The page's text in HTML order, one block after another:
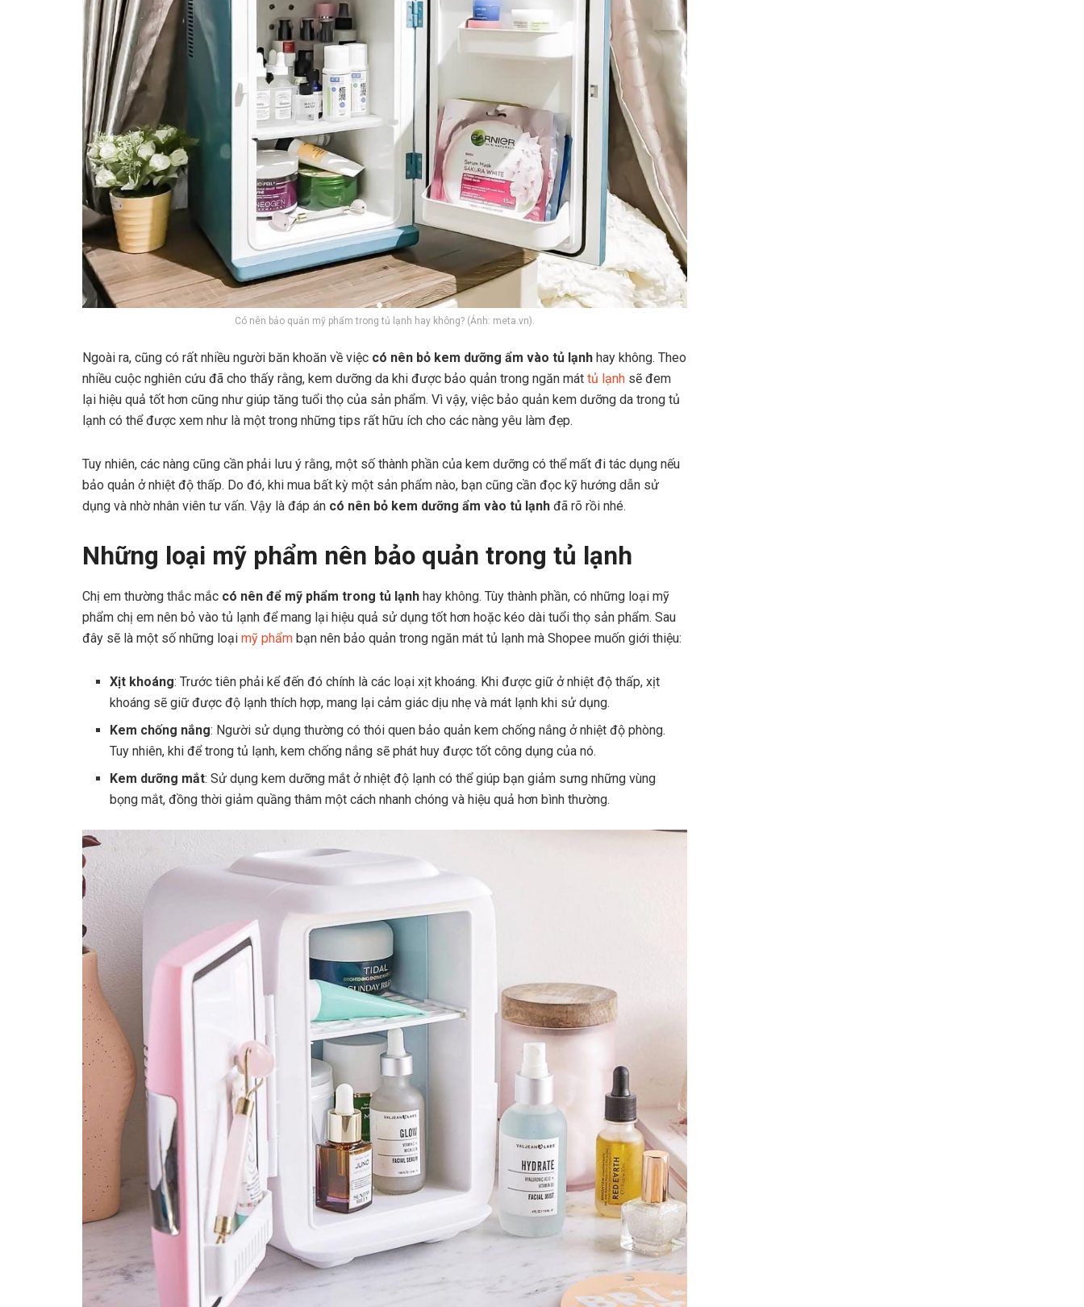
Có nên bảo quản mỹ phẩm trong tủ lạnh hay không? (Ảnh: meta.vn).
Ngoài ra, cũng có rất nhiều người băn khoăn về việc có nên bỏ kem dưỡng ẩm vào tủ lạnh hay không. Theo
nhiều cuộc nghiên cứu đã cho thấy rằng, kem dưỡng da khi được bảo quản trong ngăn mát tủ lạnh sẽ đem
lại hiệu quả tốt hơn cũng như giúp tăng tuổi thọ của sản phẩm. Vì vậy, việc bảo quản kem dưỡng da trong tủ
lạnh có thể được xem như là một trong những tips rất hữu ích cho các nàng yêu làm đẹp.
Tuy nhiên, các nàng cũng cần phải lưu ý rằng, một số thành phần của kem dưỡng có thể mất đi tác dụng nếu
bảo quản ở nhiệt độ thấp. Do đó, khi mua bất kỳ một sản phẩm nào, bạn cũng cần đọc kỹ hướng dẫn sử
dụng và nhờ nhân viên tư vấn. Vậy là đáp án có nên bỏ kem dưỡng ẩm vào tủ lạnh đã rõ rồi nhé.
Những loại mỹ phẩm nên bảo quản trong tủ lạnh
Chị em thường thắc mắc có nên để mỹ phẩm trong tủ lạnh hay không. Tùy thành phần, có những loại mỹ
phẩm chị em nên bỏ vào tủ lạnh để mang lại hiệu quả sử dụng tốt hơn hoặc kéo dài tuổi thọ sản phẩm. Sau
đây sẽ là một số những loại mỹ phẩm bạn nên bảo quản trong ngăn mát tủ lạnh mà Shopee muốn giới thiệu:
Xịt khoáng: Trước tiên phải kể đến đó chính là các loại xịt khoáng. Khi được giữ ở nhiệt độ thấp, xịt
khoáng sẽ giữ được độ lạnh thích hợp, mang lại cảm giác dịu nhẹ và mát lạnh khi sử dụng.
Kem chống nắng: Người sử dụng thường có thói quen bảo quản kem chống nắng ở nhiệt độ phòng.
Tuy nhiên, khi để trong tủ lạnh, kem chống nắng sẽ phát huy được tốt công dụng của nó.
Kem dưỡng mắt: Sử dụng kem dưỡng mắt ở nhiệt độ lạnh có thể giúp bạn giảm sưng những vùng
bọng mắt, đồng thời giảm quầng thâm một cách nhanh chóng và hiệu quả hơn bình thường.